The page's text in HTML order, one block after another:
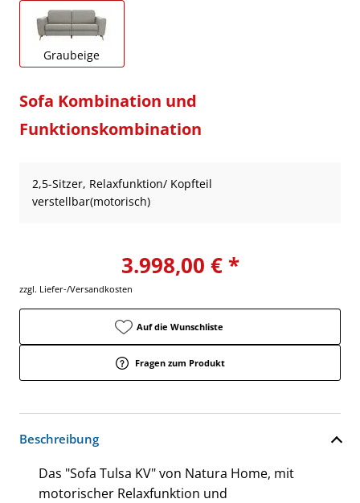
Graubeige
Sofa Kombination und
Funktionskombination
2,5-Sitzer, Relaxfunktion/ Kopfteil
verstellbar(motorisch)
3.998,00 € *
zzgl. Liefer-/Versandkosten
Auf die Wunschliste
Fragen zum Produkt
Beschreibung
Das "Sofa Tulsa KV" von Natura Home, mit
motorischer Relaxfunktion und